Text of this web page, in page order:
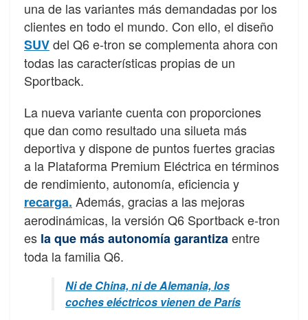
una de las variantes más demandadas por los
clientes en todo el mundo. Con ello, el diseño
SUVdel Q6 e-tron se complementa ahora con
todas las características propias de un
Sportback.
La nueva variante cuenta con proporciones
que dan como resultado una silueta más
deportiva y dispone de puntos fuertes gracias
a la Plataforma Premium Eléctrica en términos
de rendimiento, autonomía, eficiencia y
recarga. Además, gracias a las mejoras
aerodinámicas, la versión Q6 Sportback e-tron
es la que más autonomía garantizaentre
toda la familia Q6.
Ni de China, ni de Alemania, los
coches eléctricos vienen de París